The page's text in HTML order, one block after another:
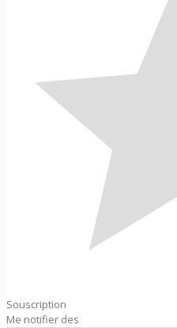
Souscription
Me notifier des